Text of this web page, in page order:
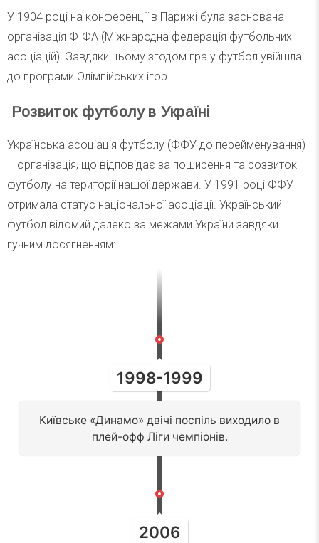
У 1904 році на конференції в Парижі була заснована
організація ФІФА (Міжнародна федерація футбольних
асоціацій). Завдяки цьому згодом гра у футбол увійшла
до програми Олімпійських ігор.
Розвиток футболу в Україні
Українська асоціація футболу (ФФУ до перейменування)
– організація, що відповідає за поширення та розвиток
футболу на території нашої держави. У 1991 році ФФУ
отримала статус національної асоціації. Український
футбол відомий далеко за межами України завдяки
гучним досягненням:
1998-1999
Київське «Динамо» двічі поспіль виходило в
плей-офф Ліги чемпіонів.
2006